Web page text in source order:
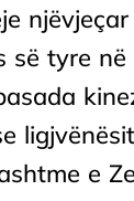
së tyre
e